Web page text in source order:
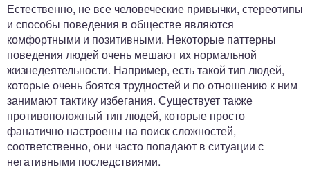
Естественно, не все человеческие привычки, стереотипы
и способы поведения в обществе являются
комфортными и позитивными. Некоторые паттерны
поведения людей очень мешают их нормальной
жизнедеятельности. Например, есть такой тип людей,
которые очень боятся трудностей и по отношению к ним
занимают тактику избегания. Существует также
противоположный тип людей, которые просто
фанатично настроены на поиск сложностей,
соответственно, они часто попадают в ситуации с
негативными последствиями.